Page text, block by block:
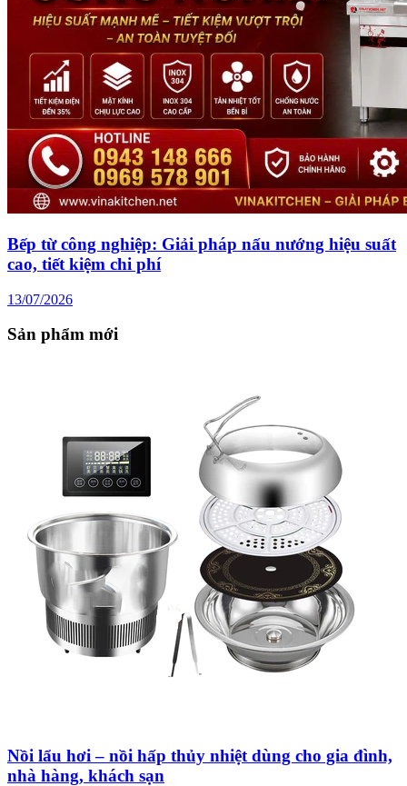
Bếp từ công nghiệp: Giải pháp nấu nướng hiệu suất
cao, tiết kiệm chi phí
13/07/2026
Sản phẩm mới
Nồi lẩu hơi – nồi hấp thủy nhiệt dùng cho gia đình,
nhà hàng, khách sạn